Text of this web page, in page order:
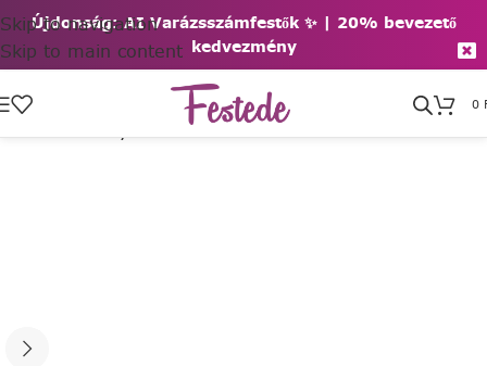
Újdonság: AI Varázsszámfestők ✨ | 20% bevezető
kedvezmény
Skip to navigation
Skip to main content
0